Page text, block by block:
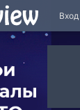
Вход